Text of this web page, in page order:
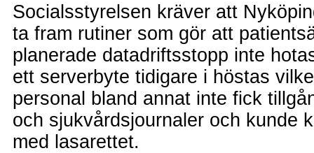
Socialsstyrelsen kräver att
ta fram rutiner som gör att
planerade datadriftsstopp inte
ett serverbyte tidigare i höstas
personal bland annat inte fick
och sjukvårdsjournaler och kunde
med lasarettet.